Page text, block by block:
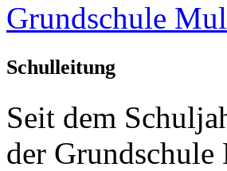
Grundschule
Schulleitung
Seit dem
der